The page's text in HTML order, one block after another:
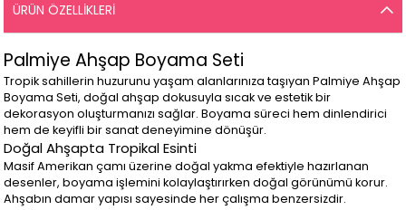
ÜRÜN ÖZELLIKLERI
Palmiye Ahşap Boyama Seti
Tropik sahillerin huzurunu yaşam alanlarınıza taşıyan Palmiye Ahşap
Boyama Seti, doğal ahşap dokusuyla sıcak ve estetik bir
dekorasyon oluşturmanızı sağlar. Boyama süreci hem dinlendirici
hem de keyifli bir sanat deneyimine dönüşür.
Doğal Ahşapta Tropikal Esinti
Masif Amerikan çamı üzerine doğal yakma efektiyle hazırlanan
desenler, boyama işlemini kolaylaştırırken doğal görünümü korur.
Ahşabın damar yapısı sayesinde her çalışma benzersizdir.